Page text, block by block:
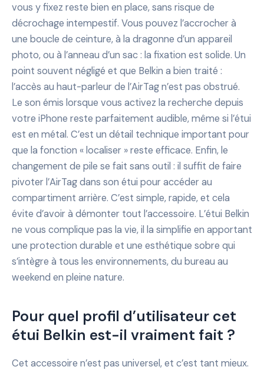
vous y fixez reste bien en place, sans risque de
décrochage intempestif. Vous pouvez l’accrocher à
une boucle de ceinture, à la dragonne d’un appareil
photo, ou à l’anneau d’un sac : la fixation est solide. Un
point souvent négligé et que Belkin a bien traité :
l’accès au haut-parleur de l’AirTag n’est pas obstrué.
Le son émis lorsque vous activez la recherche depuis
votre iPhone reste parfaitement audible, même si l’étui
est en métal. C’est un détail technique important pour
que la fonction « localiser » reste efficace. Enfin, le
changement de pile se fait sans outil : il suffit de faire
pivoter l’AirTag dans son étui pour accéder au
compartiment arrière. C’est simple, rapide, et cela
évite d’avoir à démonter tout l’accessoire. L’étui Belkin
ne vous complique pas la vie, il la simplifie en apportant
une protection durable et une esthétique sobre qui
s’intègre à tous les environnements, du bureau au
weekend en pleine nature.
Pour quel profil d’utilisateur cet
étui Belkin est-il vraiment fait ?
Cet accessoire n’est pas universel, et c’est tant mieux.